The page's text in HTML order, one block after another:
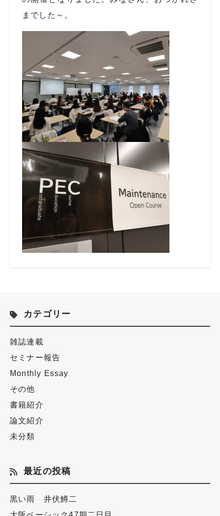
までした～。
カテゴリー
雑誌連載
セミナー報告
Monthly Essay
その他
書籍紹介
論文紹介
未分類
最近の投稿
黒い雨 井伏鱒二